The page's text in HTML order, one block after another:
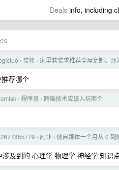
Dealsinfo, including
› 装修 › 家里软装求推荐全屋定制、
荐哪个
› 程序员 › 跨端技术应该入坑哪个
› 副业 › 做自媒体一个月从 0 到
及到的 心理学 物理学 神经学 知识